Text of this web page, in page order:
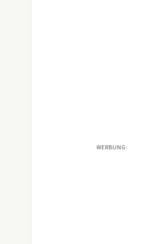
WERBUNG: